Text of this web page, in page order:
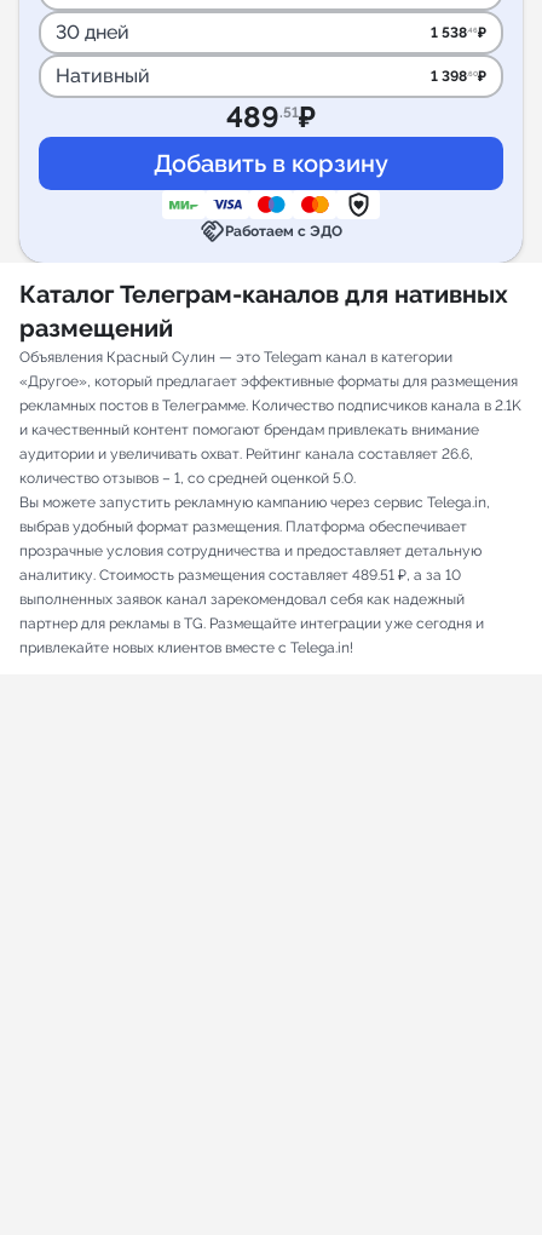
30 дней 1 538.46₽
Нативный 1 398.60₽
489.51₽
handshakeРаботаем с ЭДО
Каталог Телеграм-каналов для нативных
размещений
Объявления Красный Сулин — это Telegam канал в категории
«Другое», который предлагает эффективные форматы для размещения
рекламных постов в Телеграмме. Количество подписчиков канала в 2.1K
и качественный контент помогают брендам привлекать внимание
аудитории и увеличивать охват. Рейтинг канала составляет 26.6,
количество отзывов – 1, со средней оценкой 5.0.
Вы можете запустить рекламную кампанию через сервис Telega.in,
выбрав удобный формат размещения. Платформа обеспечивает
прозрачные условия сотрудничества и предоставляет детальную
аналитику. Стоимость размещения составляет 489.51 ₽, а за 10
выполненных заявок канал зарекомендовал себя как надежный
партнер для рекламы в TG. Размещайте интеграции уже сегодня и
привлекайте новых клиентов вместе с Telega.in!